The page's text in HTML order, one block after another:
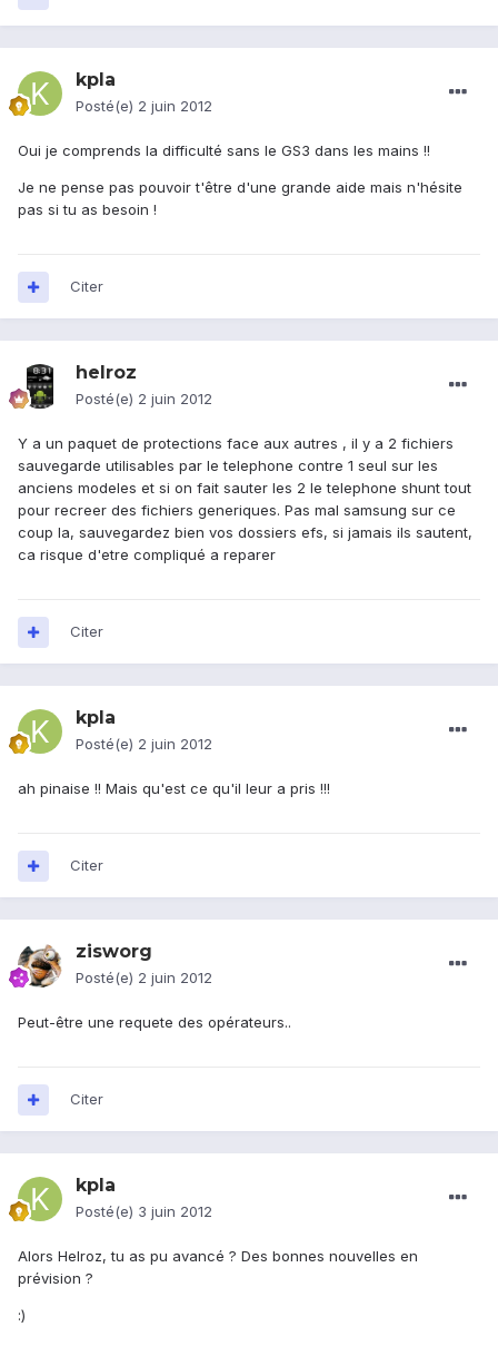
kpla
Posté(e) 2 juin 2012
Oui je comprends la difficulté sans le GS3 dans les mains !!
Je ne pense pas pouvoir t'être d'une grande aide mais n'hésite
pas si tu as besoin !
Citer
helroz
Posté(e) 2 juin 2012
Y a un paquet de protections face aux autres , il y a 2 fichiers
sauvegarde utilisables par le telephone contre 1 seul sur les
anciens modeles et si on fait sauter les 2 le telephone shunt tout
pour recreer des fichiers generiques. Pas mal samsung sur ce
coup la, sauvegardez bien vos dossiers efs, si jamais ils sautent,
ca risque d'etre compliqué a reparer
Citer
kpla
Posté(e) 2 juin 2012
ah pinaise !! Mais qu'est ce qu'il leur a pris !!!
Citer
zisworg
Posté(e) 2 juin 2012
Peut-être une requete des opérateurs..
Citer
kpla
Posté(e) 3 juin 2012
Alors Helroz, tu as pu avancé ? Des bonnes nouvelles en
prévision ?
:)